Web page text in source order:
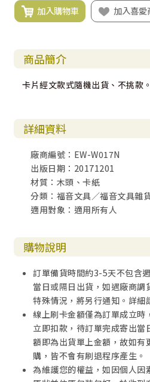
加入購物車 加入喜愛
商品簡介
卡片經文款式隨機出貨、不挑款。
詳細資料
廠商編號：EW-W017N
出版日期：20171201
材質：木頭、卡紙
分類：福音文具／福音文具雜
適用對象：適用所有人
購物說明
訂單備貨時間約3-5天不包含
當日或隔日出貨，如遇廠商
特殊情況，將另行通知。詳細
線上刷卡金額僅為訂單成立時
立即扣款，待訂單完成寄出當
額即為出貨單上金額，故如有
購，皆不會有刷退程序產生。
為維護您的權益，如因個人因